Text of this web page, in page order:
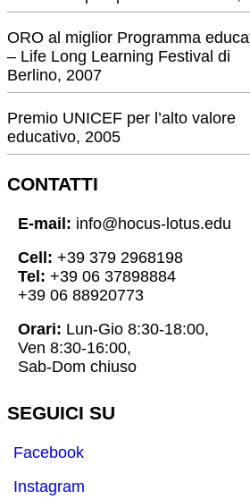
ORO al miglior Programma
– Life Long Learning Festival di
Berlino, 2007
Premio UNICEF per l’alto valore
educativo, 2005
CONTATTI
E-mail: info@hocus-lotus.edu
Cell: +39 379 2968198
Tel: +39 06 37898884
+39 06 88920773
Orari: Lun-Gio 8:30-18:00,
Ven 8:30-16:00,
Sab-Dom chiuso
SEGUICI SU
Facebook
Instagram